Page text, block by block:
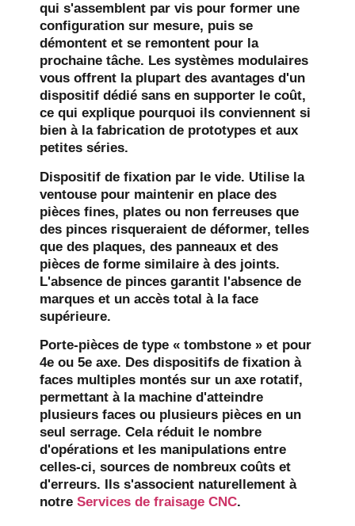
qui s'assemblent par vis pour former une
configuration sur mesure, puis se
démontent et se remontent pour la
prochaine tâche. Les systèmes modulaires
vous offrent la plupart des avantages d'un
dispositif dédié sans en supporter le coût,
ce qui explique pourquoi ils conviennent si
bien à la fabrication de prototypes et aux
petites séries.
Dispositif de fixation par le vide. Utilise la
ventouse pour maintenir en place des
pièces fines, plates ou non ferreuses que
des pinces risqueraient de déformer, telles
que des plaques, des panneaux et des
pièces de forme similaire à des joints.
L'absence de pinces garantit l'absence de
marques et un accès total à la face
supérieure.
Porte-pièces de type « tombstone » et pour
4e ou 5e axe. Des dispositifs de fixation à
faces multiples montés sur un axe rotatif,
permettant à la machine d'atteindre
plusieurs faces ou plusieurs pièces en un
seul serrage. Cela réduit le nombre
d'opérations et les manipulations entre
celles-ci, sources de nombreux coûts et
d'erreurs. Ils s'associent naturellement à
notre Services de fraisage CNC.